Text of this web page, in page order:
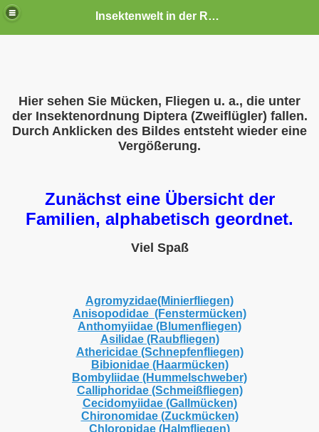
Insektenwelt in der Rhön und Umgebung
Hier sehen Sie Mücken, Fliegen u. a., die unter
der Insektenordnung Diptera (Zweiflügler) fallen.
Durch Anklicken des Bildes entsteht wieder eine
Vergößerung.
Zunächst eine Übersicht der
Familien, alphabetisch geordnet.
Viel Spaß
Agromyzidae(Minierfliegen)
Anisopodidae (Fenstermücken)
Anthomyiidae (Blumenfliegen)
Asilidae (Raubfliegen)
Athericidae (Schnepfenfliegen)
Bibionidae (Haarmücken)
Bombyliidae (Hummelschweber)
Calliphoridae (Schmeißfliegen)
Cecidomyiidae (Gallmücken)
Chironomidae (Zuckmücken)
Chloropidae (Halmfliegen)